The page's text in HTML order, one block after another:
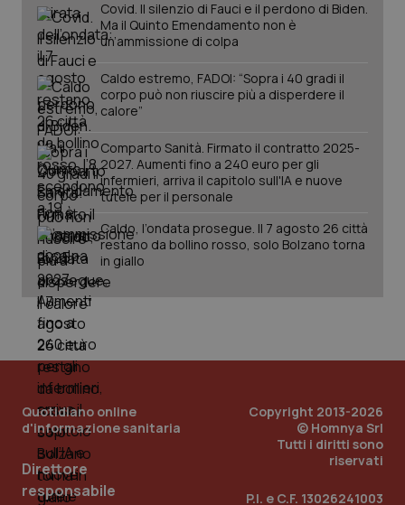
Covid. Il silenzio di Fauci e il perdono di Biden.
Ma il Quinto Emendamento non è
un’ammissione di colpa
Caldo estremo, FADOI: “Sopra i 40 gradi il
corpo può non riuscire più a disperdere il
calore”
Comparto Sanità. Firmato il contratto 2025-
2027. Aumenti fino a 240 euro per gli
infermieri, arriva il capitolo sull'IA e nuove
tutele per il personale
Caldo, l’ondata prosegue. Il 7 agosto 26 città
restano da bollino rosso, solo Bolzano torna
in giallo
Quotidiano online
d'informazione sanitaria
Direttore
responsabile
Copyright 2013-2026
© Homnya Srl
Tutti i diritti sono
riservati
P.I. e C.F. 13026241003
_ga
Google LLC
.quotidianosanita.it
PHPSESSID